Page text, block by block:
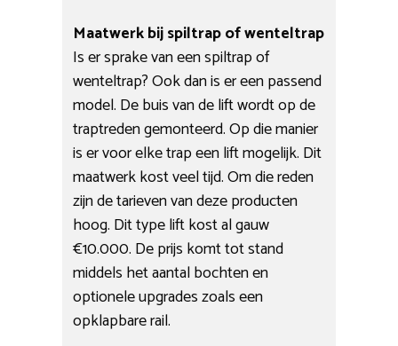
Maatwerk bij spiltrap of wenteltrap
Is er sprake van een spiltrap of
wenteltrap? Ook dan is er een passend
model. De buis van de lift wordt op de
traptreden gemonteerd. Op die manier
is er voor elke trap een lift mogelijk. Dit
maatwerk kost veel tijd. Om die reden
zijn de tarieven van deze producten
hoog. Dit type lift kost al gauw
€10.000. De prijs komt tot stand
middels het aantal bochten en
optionele upgrades zoals een
opklapbare rail.